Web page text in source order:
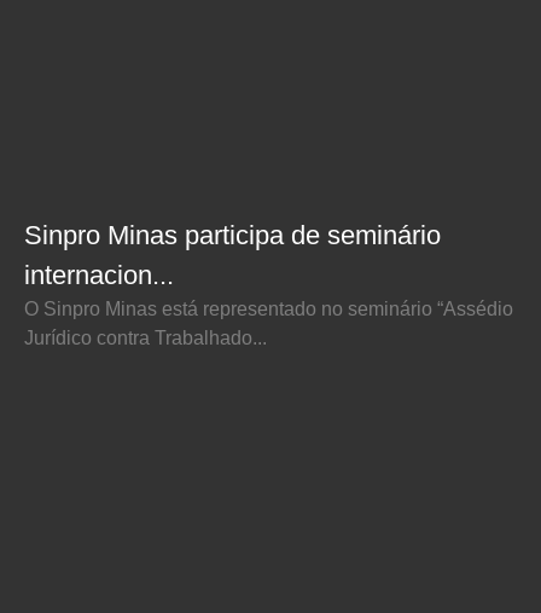
Sinpro Minas participa de seminário
internacion...
O Sinpro Minas está representado no seminário “Assédio
Jurídico contra Trabalhado...